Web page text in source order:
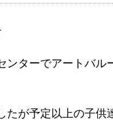
ンターでアートバル
たが予定以上の子供